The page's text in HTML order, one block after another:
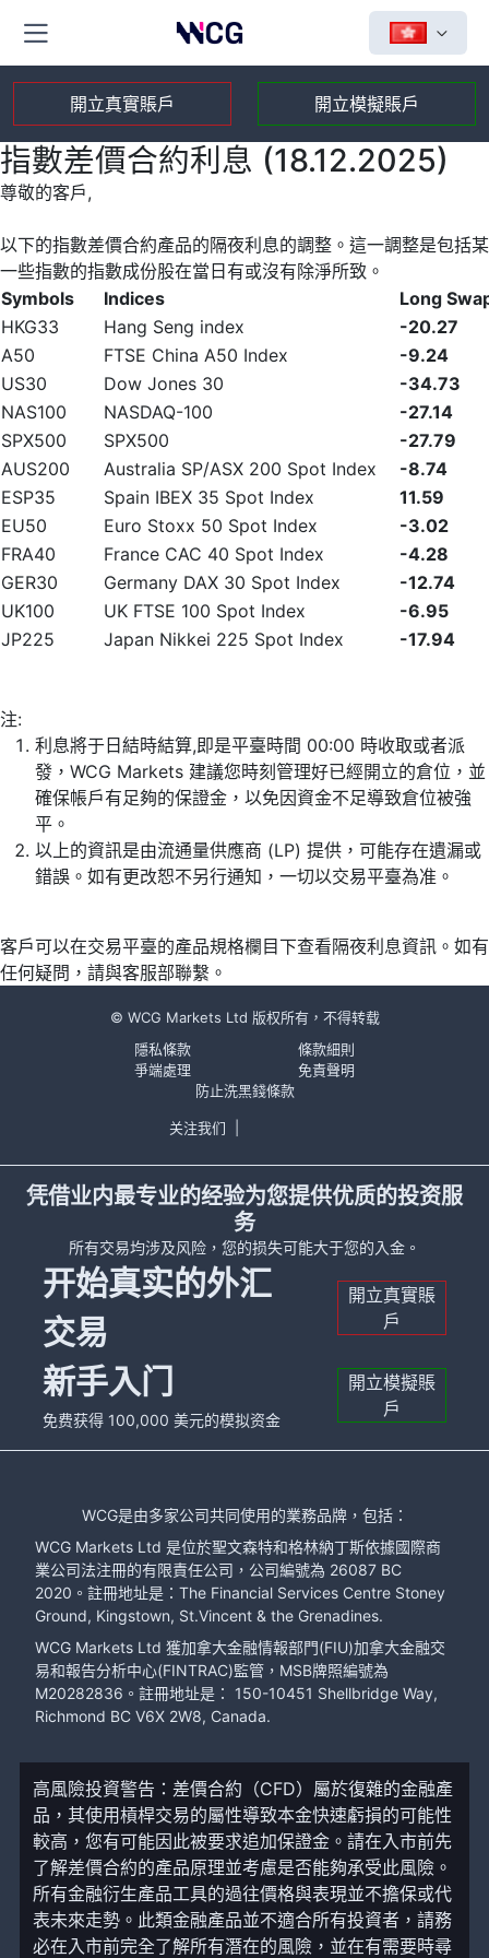
開立真實賬戶 開立模擬賬戶
指數差價合約利息 (18.12.2025)
尊敬的客戶,
以下的指數差價合約產品的隔夜利息的調整。這一調整是包括某
一些指數的指數成份股在當日有或沒有除淨所致。
Symbols
Indices
Long
HKG33
Hang Seng index
-20.27
A50
FTSE China A50 Index
-9.24
US30
Dow Jones 30
-34.73
NAS100
NASDAQ-100
-27.14
SPX500
SPX500
-27.79
AUS200
Australia SP/ASX 200 Spot Index
-8.74
ESP35
Spain IBEX 35 Spot Index
11.59
EU50
Euro Stoxx 50 Spot Index
-3.02
FRA40
France CAC 40 Spot Index
-4.28
GER30
Germany DAX 30 Spot Index
-12.74
UK100
UK FTSE 100 Spot Index
-6.95
JP225
Japan Nikkei 225 Spot Index -17.94
注:
利息將于日結時結算,即是平臺時間 00:00 時收取或者派
發，WCG Markets 建議您時刻管理好已經開立的倉位，並
確保帳戶有足夠的保證金，以免因資金不足導致倉位被強
平。
以上的資訊是由流通量供應商 (LP) 提供，可能存在遺漏或
錯誤。如有更改恕不另行通知，一切以交易平臺為准。
客戶可以在交易平臺的產品規格欄目下查看隔夜利息資訊。如有
任何疑問，請與客服部聯繫。
© WCG Markets Ltd 版权所有，不得转载
隱私條款
條款細則
爭端處理
免責聲明
防止洗黑錢條款
关注我们
凭借业内最专业的经验为您提供优质的投资服
务
所有交易均涉及风险，您的损失可能大于您的入金。
开始真实的外汇
交易
開立真實賬
戶
新手入门
免费获得 100,000 美元的模拟资金
開立模擬賬
戶
WCG是由多家公司共同使用的業務品牌，包括：
WCG Markets Ltd 是位於聖文森特和格林納丁斯依據國際商
業公司法注冊的有限責任公司，公司編號為 26087 BC
2020。註冊地址是：The Financial Services Centre Stoney
Ground, Kingstown, St.Vincent & the Grenadines.
WCG Markets Ltd 獲加拿大金融情報部門(FIU)加拿大金融交
易和報告分析中心(FINTRAC)監管，MSB牌照編號為
M20282836。註冊地址是： 150-10451 Shellbridge Way,
Richmond BC V6X 2W8, Canada.
高風險投資警告：差價合約（CFD）屬於復雜的金融產
品，其使用槓桿交易的屬性導致本金快速虧損的可能性
較高，您有可能因此被要求追加保證金。請在入市前先
了解差價合約的產品原理並考慮是否能夠承受此風險。
所有金融衍生產品工具的過往價格與表現並不擔保或代
表未來走勢。此類金融產品並不適合所有投資者，請務
必在入市前完全了解所有潛在的風險，並在有需要時尋